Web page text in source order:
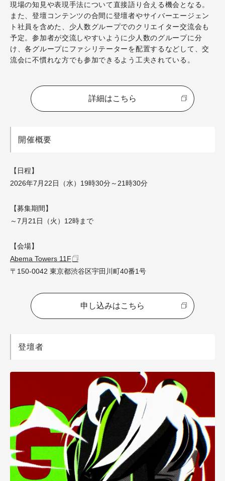
現場の知見や表現手法について直接語り合える機会となる。
また、登壇コンテンツの合間に登壇者やサイバーエージェン
ト社員を含めた、少人数グループでのクリエイター交流会も
予定。参加者が交流しやすいように少人数のグループに分
け、各グループにファシリテーターを配置するなどして、交
流会に不慣れな方でも参加できるよう工夫されている。
詳細はこちら
開催概要
【日程】
2026年7月22日（水）19時30分～21時30分
【募集期間】
～7月21日（火）12時まで
【会場】
Abema Towers 11F
〒150-0042 東京都渋谷区宇田川町40番1号
申し込みはこちら
登壇者